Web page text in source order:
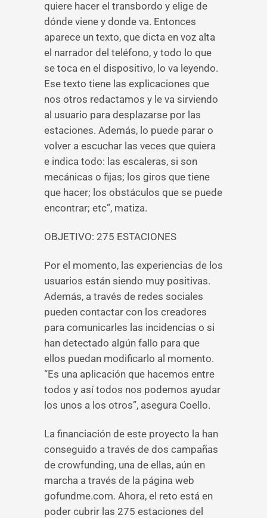
quiere hacer el transbordo y elige de
dónde viene y donde va. Entonces
aparece un texto, que dicta en voz alta
el narrador del teléfono, y todo lo que
se toca en el dispositivo, lo va leyendo.
Ese texto tiene las explicaciones que
nos otros redactamos y le va sirviendo
al usuario para desplazarse por las
estaciones. Además, lo puede parar o
volver a escuchar las veces que quiera
e indica todo: las escaleras, si son
mecánicas o fijas; los giros que tiene
que hacer; los obstáculos que se puede
encontrar; etc”, matiza.
OBJETIVO: 275 ESTACIONES
Por el momento, las experiencias de los
usuarios están siendo muy positivas.
Además, a través de redes sociales
pueden contactar con los creadores
para comunicarles las incidencias o si
han detectado algún fallo para que
ellos puedan modificarlo al momento.
“Es una aplicación que hacemos entre
todos y así todos nos podemos ayudar
los unos a los otros”, asegura Coello.
La financiación de este proyecto la han
conseguido a través de dos campañas
de crowfunding, una de ellas, aún en
marcha a través de la página web
gofundme.com. Ahora, el reto está en
poder cubrir las 275 estaciones del